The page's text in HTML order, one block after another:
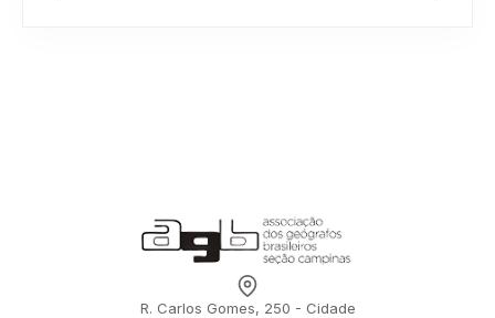
R. Carlos Gomes, 250 - Cidade